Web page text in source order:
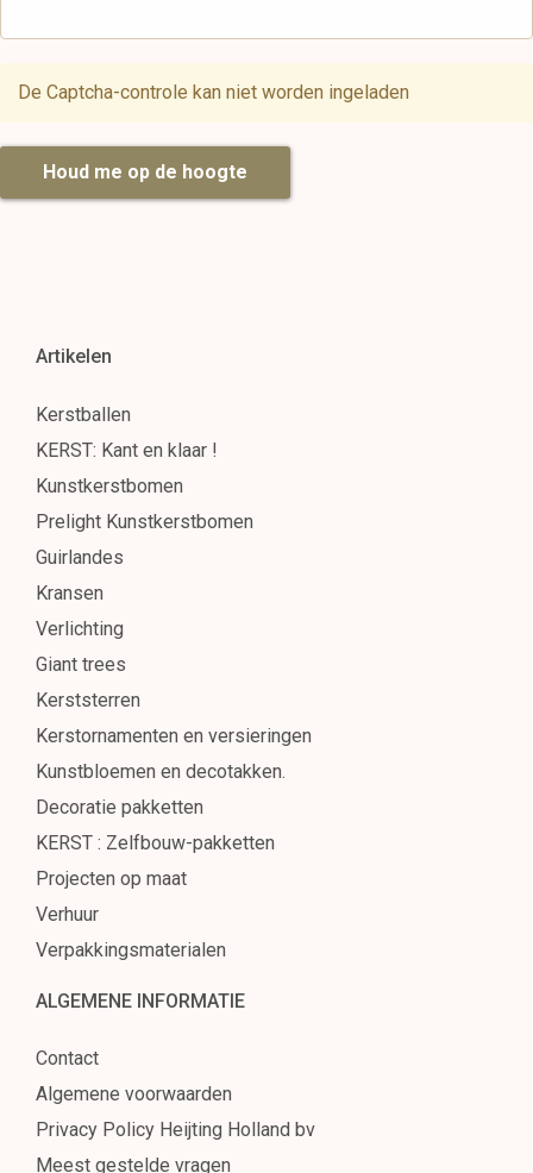
De Captcha-controle kan niet worden ingeladen
Houd me op de hoogte
Artikelen
Kerstballen
KERST: Kant en klaar !
Kunstkerstbomen
Prelight Kunstkerstbomen
Guirlandes
Kransen
Verlichting
Giant trees
Kerststerren
Kerstornamenten en versieringen
Kunstbloemen en decotakken.
Decoratie pakketten
KERST : Zelfbouw-pakketten
Projecten op maat
Verhuur
Verpakkingsmaterialen
ALGEMENE INFORMATIE
Contact
Algemene voorwaarden
Privacy Policy Heijting Holland bv
Meest gestelde vragen